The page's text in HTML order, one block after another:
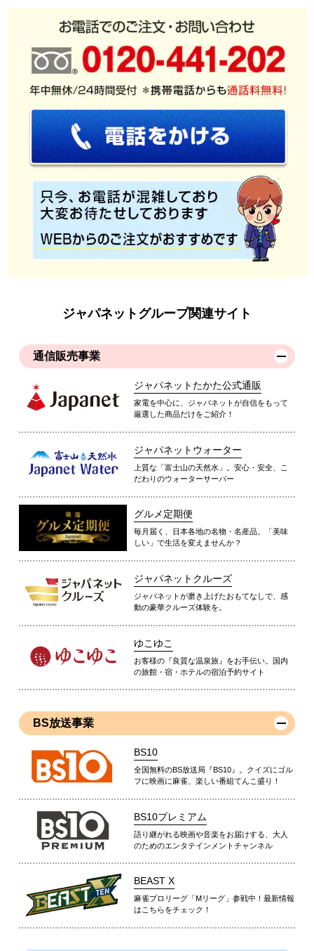
ジャパネットグループ関連サイト
通信販売事業
ジャパネットたかた公式通販
家電を中心に、ジャパネットが自信をもって
厳選した商品だけをご紹介！
ジャパネットウォーター
上質な「富士山の天然水」。安心・安全、こ
だわりのウォーターサーバー
グルメ定期便
毎月届く、日本各地の名物・名産品。「美味
しい」で生活を変えませんか？
ジャパネットクルーズ
ジャパネットが磨き上げたおもてなしで、感
動の豪華クルーズ体験を。
ゆこゆこ
お客様の『良質な温泉旅』をお手伝い。国内
の旅館・宿・ホテルの宿泊予約サイト
BS放送事業
BS10
全国無料のBS放送局『BS10』。クイズにゴル
フに映画に麻雀、楽しい番組てんこ盛り！
BS10プレミアム
語り継がれる映画や音楽をお届けする、大人
のためのエンタテインメントチャンネル
BEAST X
麻雀プロリーグ「Mリーグ」参戦中！最新情報
はこちらをチェック！